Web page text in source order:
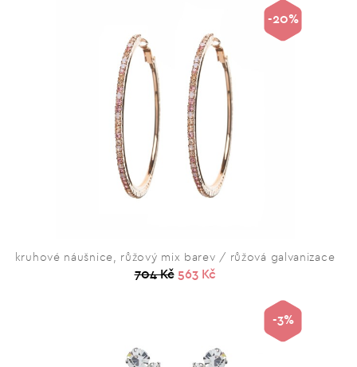
kruhové náušnice, růžový mix barev / růžová galvanizace
704 Kč 563 Kč
-20%
-3%